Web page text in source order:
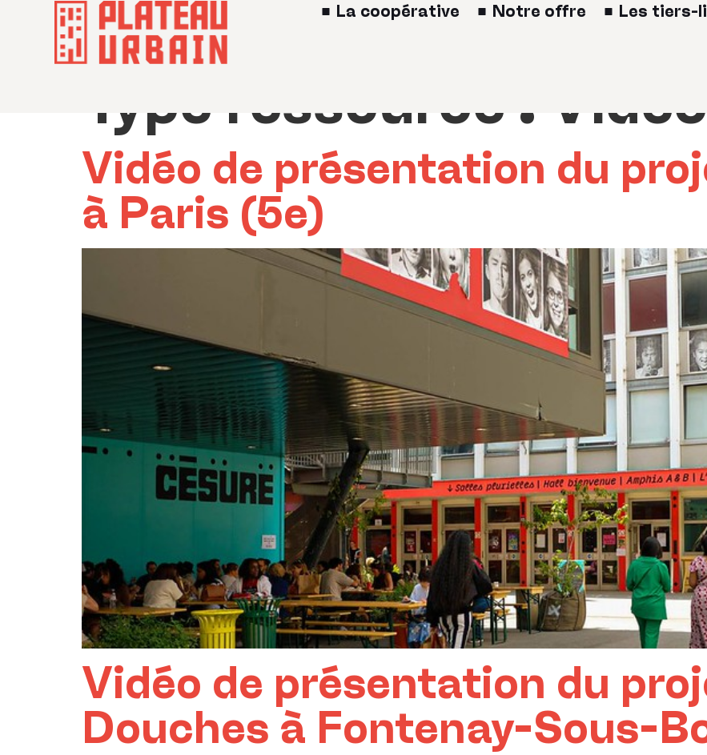
La coopérative Notre offre Les tiers-
Type ressource : Vidéo
Vidéo de présentation du
à Paris (5e)
Vidéo de présentation du
Douches à Fontenay-Sous-